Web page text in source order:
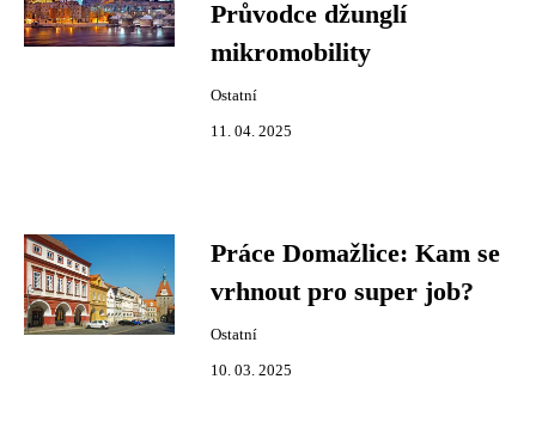
Průvodce džunglí
mikromobility
Ostatní
11. 04. 2025
Práce Domažlice: Kam se
vrhnout pro super job?
Ostatní
10. 03. 2025